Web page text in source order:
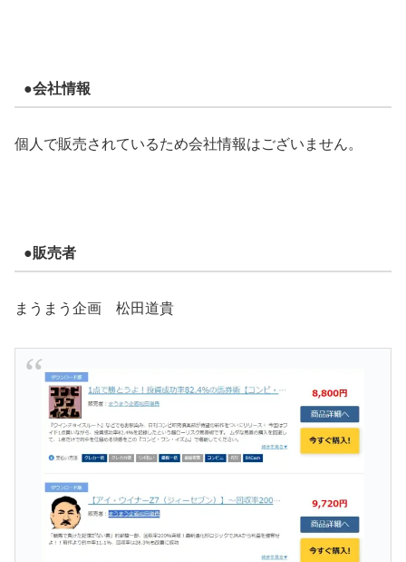
●会社情報
個人で販売されているため会社情報はございません。
●販売者
まうまう企画 松田道貴